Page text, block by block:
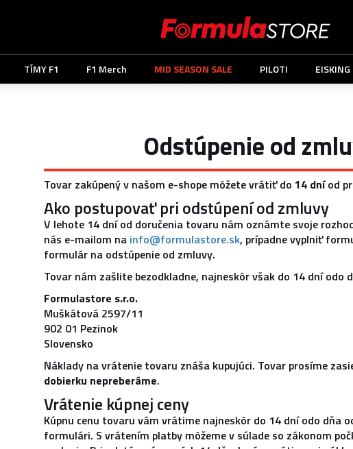
TÍMY F1 F1 Merch MID SEASON SALE PILOTI EISKING
Odstúpenie od
Tovar zakúpený v našom e-shope môžete vrátiť do 14 dníod
Ako postupovať pri odstúpení od zmluvy
V lehote 14 dní od doručenia tovaru nám oznámte svoje
nás e-mailom na info@formulastore.sk, prípadne vyplniť
formulár na odstúpenie od zmluvy.
Tovar nám zašlite bezodkladne, najneskôr však do 14 dní odo
Formulastore s.r.o.
Muškátová 2597/11
902 01 Pezinok
Slovensko
Náklady na vrátenie tovaru znáša kupujúci. Tovar prosíme
dobierku nepreberáme.
Vrátenie kúpnej ceny
Kúpnu cenu tovaru vám vrátime najneskôr do 14 dní odo dňa
formulári. S vrátením platby môžeme v súlade so zákonom